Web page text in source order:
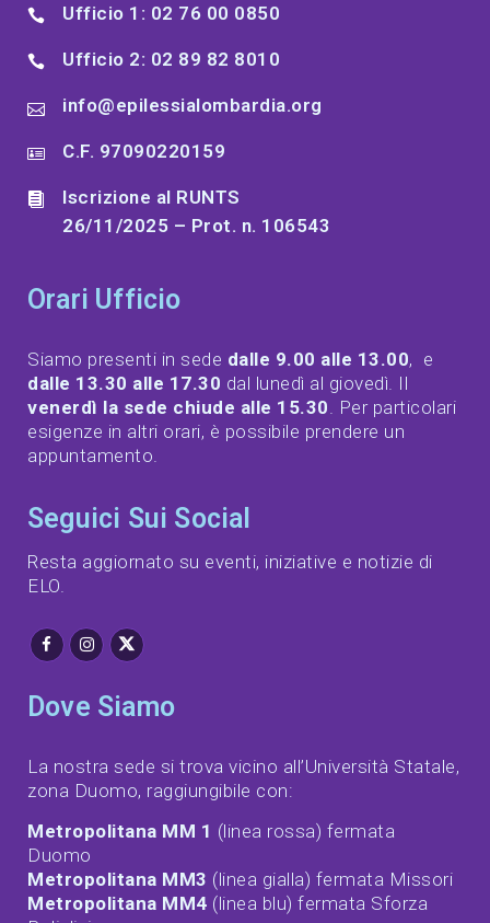
Ufficio 1: 02 76 00 0850
Ufficio 2: 02 89 82 8010
info@epilessialombardia.org
C.F. 97090220159
Iscrizione al RUNTS
26/11/2025 – Prot. n. 106543
Orari Ufficio
Siamo presenti in sede dalle 9.00 alle 13.00, e
dalle 13.30 alle 17.30 dal lunedì al giovedì. Il
venerdì la sede chiude alle 15.30 . Per particolari
esigenze in altri orari, è possibile prendere un
appuntamento.
Seguici Sui Social
Resta aggiornato su eventi, iniziative e notizie di
ELO.
Dove Siamo
La nostra sede si trova vicino all’Università Statale,
zona Duomo, raggiungibile con:
Metropolitana MM 1 (linea rossa) fermata
Duomo
Metropolitana MM3 (linea gialla) fermata Missori
Metropolitana MM4 (linea blu) fermata Sforza